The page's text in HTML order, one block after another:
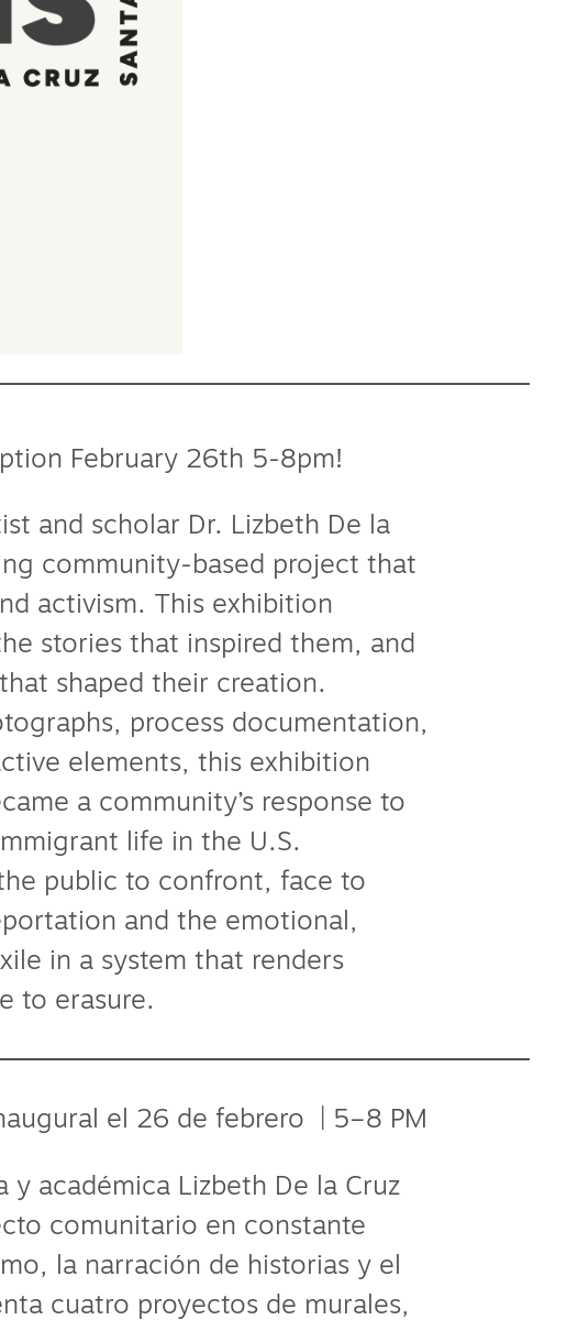
February 26th 5-8pm!
and scholar Dr. Lizbeth De la
community-based project that
activism. This exhibition
stories that inspired them, and
shaped their creation.
process documentation,
elements, this exhibition
a community’s response to
life in the U.S.
public to confront, face to
and the emotional,
in a system that renders
to erasure.
el 26 de febrero | 5–8 PM
y académica Lizbeth De la Cruz
comunitario en constante
la narración de historias y el
cuatro proyectos de murales,